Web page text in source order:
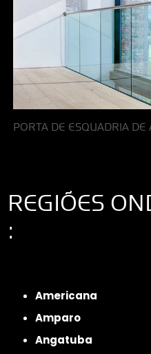
PORTA DE ESQUADRIA
REGIÕES
:
Americana
Amparo
Angatuba